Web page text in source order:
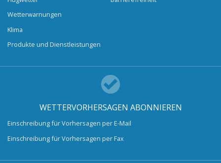
Wetterwarnungen
Klima
Produkte und Dienstleistungen
WETTERVORHERSAGEN ABONNIEREN
Einschreibung für Vorhersagen per E-Mail
Einschreibung für Vorhersagen per Fax